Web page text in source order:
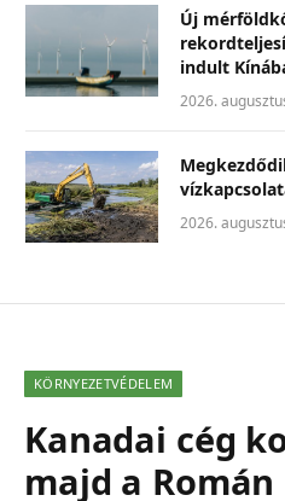
Új
indult
2026.
2026.
KÖRNYEZETVÉDELEM
Kanadai cég
majd a Román